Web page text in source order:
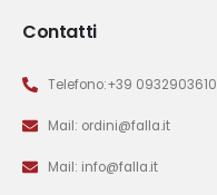
Contatti
Telefono:+39 0932903610
Mail: ordini@falla.it
Mail: info@falla.it